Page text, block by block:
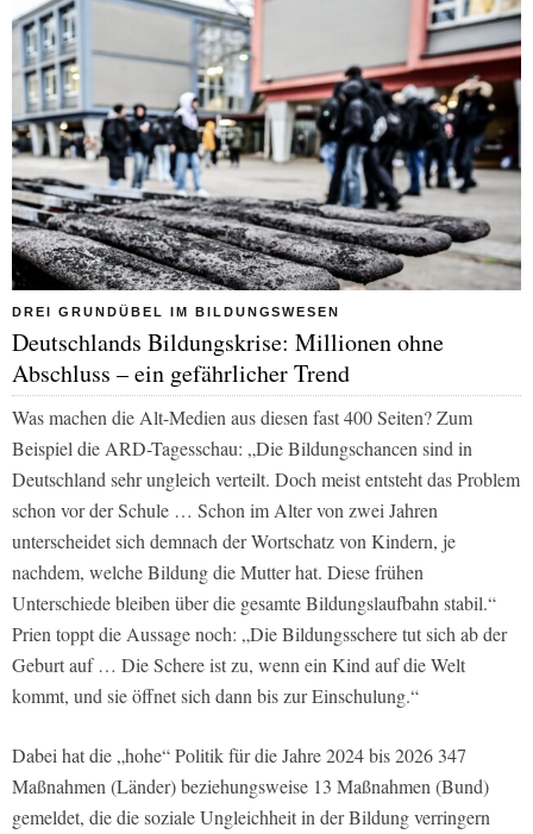
DREI GRUNDÜBEL IM BILDUNGSWESEN
Deutschlands Bildungskrise: Millionen ohne
Abschluss – ein gefährlicher Trend
Was machen die Alt-Medien aus diesen fast 400 Seiten? Zum
Beispiel die ARD-Tagesschau: „Die Bildungschancen sind in
Deutschland sehr ungleich verteilt. Doch meist entsteht das Problem
schon vor der Schule … Schon im Alter von zwei Jahren
unterscheidet sich demnach der Wortschatz von Kindern, je
nachdem, welche Bildung die Mutter hat. Diese frühen
Unterschiede bleiben über die gesamte Bildungslaufbahn stabil.“
Prien toppt die Aussage noch: „Die Bildungsschere tut sich ab der
Geburt auf … Die Schere ist zu, wenn ein Kind auf die Welt
kommt, und sie öffnet sich dann bis zur Einschulung.“
Dabei hat die „hohe“ Politik für die Jahre 2024 bis 2026 347
Maßnahmen (Länder) beziehungsweise 13 Maßnahmen (Bund)
gemeldet, die die soziale Ungleichheit in der Bildung verringern